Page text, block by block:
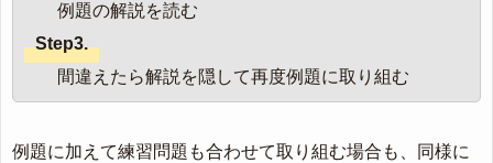
例題の解説を読む
Step3.
間違えたら解説を隠して再度例題に取り組む
例題に加えて練習問題も合わせて取り組む場合も、同様に